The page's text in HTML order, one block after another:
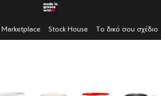
Marketplace Stock House Το δικό σου σχέδιο